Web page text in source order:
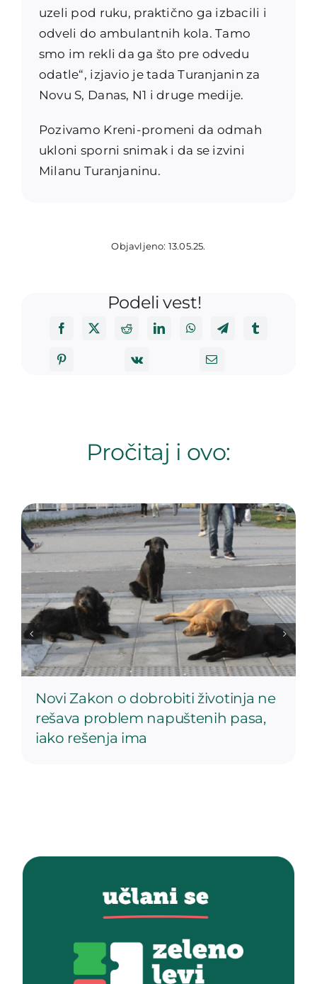
uzeli pod ruku, praktično ga izbacili i
odveli do ambulantnih kola. Tamo
smo im rekli da ga što pre odvedu
odatle“, izjavio je tada Turanjanin za
Novu S, Danas, N1 i druge medije.
Pozivamo Kreni-promeni da odmah
ukloni sporni snimak i da se izvini
Milanu Turanjaninu.
Objavljeno: 13.05.25.
Podeli vest!
Pročitaj i ovo:
Novi Zakon o dobrobiti životinja ne
rešava problem napuštenih pasa,
iako rešenja ima